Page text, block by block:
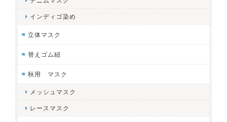
インディゴ染め
立体マスク
替えゴム紐
秋用 マスク
メッシュマスク
レースマスク